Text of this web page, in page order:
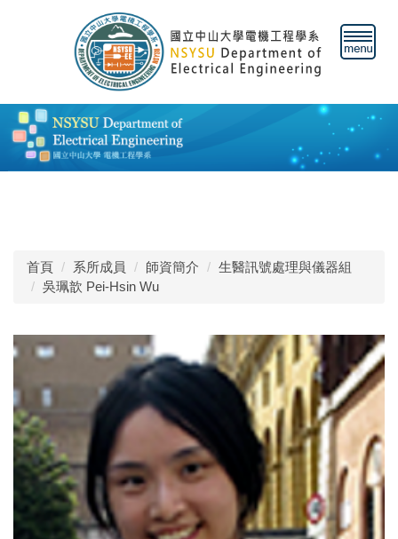
容
區
首頁 系所成員 師資簡介
生醫訊號處理與儀器組
吳珮歆 Pei-Hsin Wu